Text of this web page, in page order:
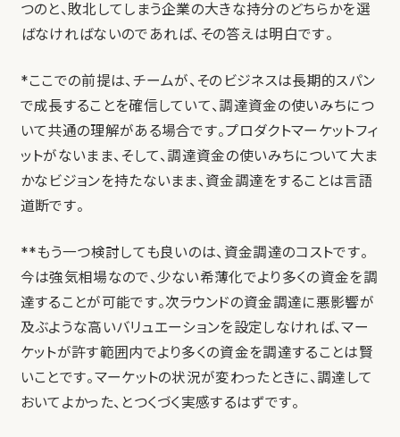
つのと、敗北してしまう企業の大きな持分のどちらかを選
ばなければないのであれば、その答えは明白です。
*ここでの前提は、チームが、そのビジネスは長期的スパン
で成長することを確信していて、調達資金の使いみちにつ
いて共通の理解がある場合です。プロダクトマーケットフィ
ットがないまま、そして、調達資金の使いみちについて大ま
かなビジョンを持たないまま、資金調達をすることは言語
道断です。
**もう一つ検討しても良いのは、資金調達のコストです。
今は強気相場なので、少ない希薄化でより多くの資金を調
達することが可能です。次ラウンドの資金調達に悪影響が
及ぶような高いバリュエーションを設定しなければ、マー
ケットが許す範囲内でより多くの資金を調達することは賢
いことです。マーケットの状況が変わったときに、調達して
おいてよかった、とつくづく実感するはずです。